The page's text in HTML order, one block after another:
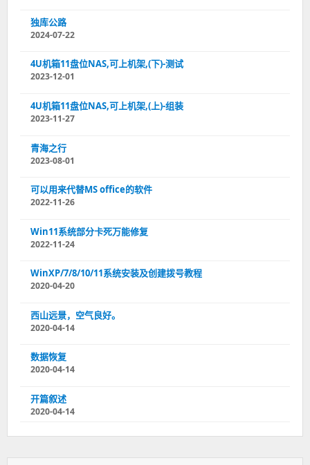
独库公路
2024-07-22
4U机箱11盘位NAS,可上机架,(下)-测试
2023-12-01
4U机箱11盘位NAS,可上机架,(上)-组装
2023-11-27
青海之行
2023-08-01
可以用来代替MS office的软件
2022-11-26
Win11系统部分卡死万能修复
2022-11-24
WinXP/7/8/10/11系统安装及创建拨号教程
2020-04-20
西山远景，空气良好。
2020-04-14
数据恢复
2020-04-14
开篇叙述
2020-04-14